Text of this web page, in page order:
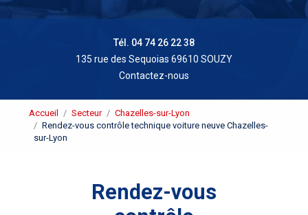
Tél. 04 74 26 22 38
135 rue des Sequoias 69610 SOUZY
Contactez-nous
Accueil Secteur
Chazelles-sur-Lyon
Rendez-vous contrôle technique voiture neuve Chazelles-
sur-Lyon
Rendez-vous